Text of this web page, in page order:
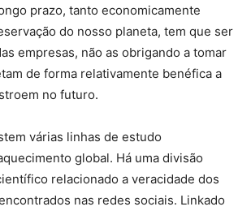
prazo, tanto economicamente
do nosso planeta, tem que ser
empresas, não as obrigando a tomar
de forma relativamente benéfica a
no futuro.
várias linhas de estudo
global. Há uma divisão
relacionado a veracidade dos
nas redes sociais. Linkado